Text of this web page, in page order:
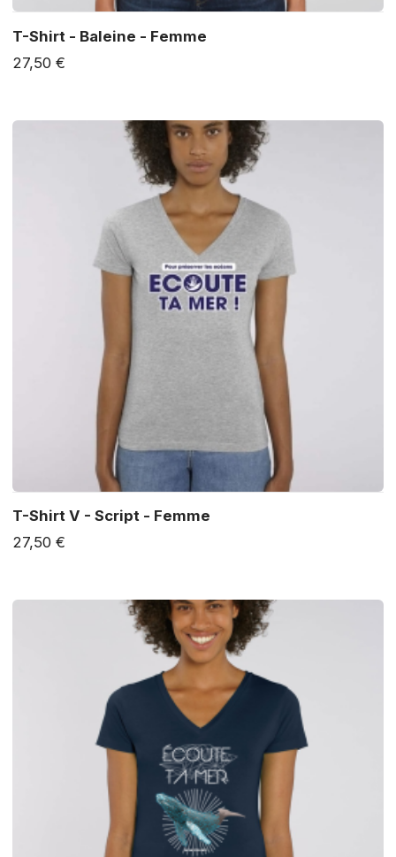
T-Shirt - Baleine - Femme
27,50 €
T-Shirt V - Script - Femme
27,50 €